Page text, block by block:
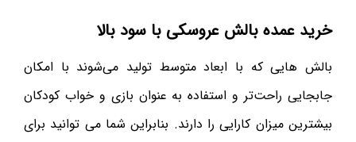
خرید عمده بالش عروسکی با سود بالا
بالش هایی که با ابعاد متوسط تولید می‌شوند با امکان
جابجایی راحت‌تر و استفاده به عنوان بازی و خواب کودکان
بیشترین میزان کارایی را دارند. بنابراین شما می توانید برای